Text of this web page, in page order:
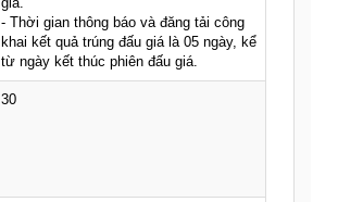
- Thời gian thông báo và đăng tải công
khai kết quả trúng đấu giá là 05 ngày, kể
từ ngày kết thúc phiên đấu giá.
30